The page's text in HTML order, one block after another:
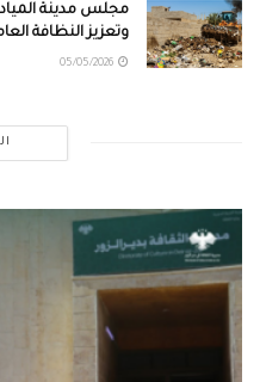
مجلس مدينة
وتعزيز النظافة